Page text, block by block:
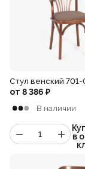
Стул венский 701-
от 8 386 ₽
В наличии
в